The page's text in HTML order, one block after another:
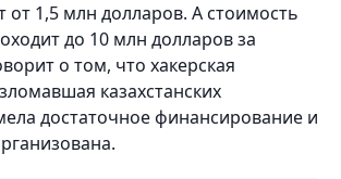
от 1,5 млн долларов. А стоимость
до 10 млн долларов за
о том, что хакерская
казахстанских
достаточное финансирование и